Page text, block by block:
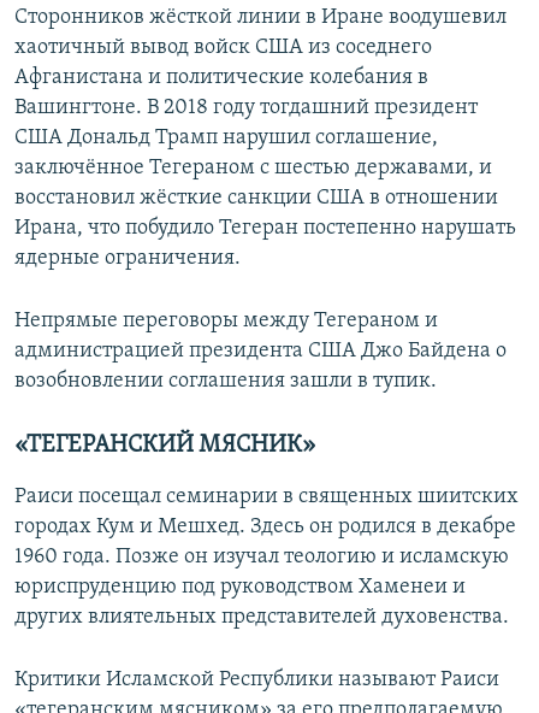
Сторонников жёсткой линии в Иране воодушевил
хаотичный вывод войск США из соседнего
Афганистана и политические колебания в
Вашингтоне. В 2018 году тогдашний президент
США Дональд Трамп нарушил соглашение,
заключённое Тегераном с шестью державами, и
восстановил жёсткие санкции США в отношении
Ирана, что побудило Тегеран постепенно нарушать
ядерные ограничения.
Непрямые переговоры между Тегераном и
администрацией президента США Джо Байдена о
возобновлении соглашения зашли в тупик.
«ТЕГЕРАНСКИЙ МЯСНИК»
Раиси посещал семинарии в священных шиитских
городах Кум и Мешхед. Здесь он родился в декабре
1960 года. Позже он изучал теологию и исламскую
юриспруденцию под руководством Хаменеи и
других влиятельных представителей духовенства.
Критики Исламской Республики называют Раиси